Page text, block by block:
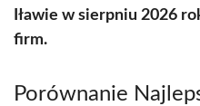
Iławie w sierpniu 2026
firm.
Porównanie